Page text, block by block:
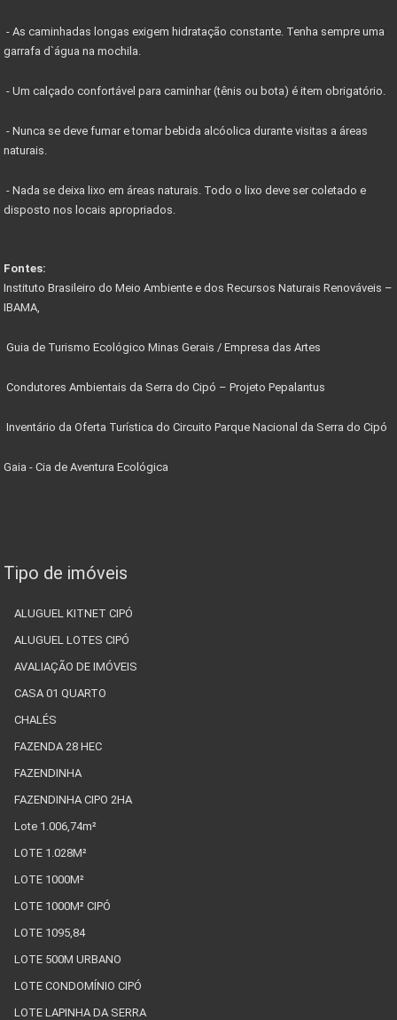
- As caminhadas longas exigem hidratação constante. Tenha sempre uma
garrafa d`água na mochila.
- Um calçado confortável para caminhar (tênis ou bota) é item obrigatório.
- Nunca se deve fumar e tomar bebida alcóolica durante visitas a áreas
naturais.
- Nada se deixa lixo em áreas naturais. Todo o lixo deve ser coletado e
disposto nos locais apropriados.
Fontes:
Instituto Brasileiro do Meio Ambiente e dos Recursos Naturais Renováveis –
IBAMA,
Guia de Turismo Ecológico Minas Gerais / Empresa das Artes
Condutores Ambientais da Serra do Cipó – Projeto Pepalantus
Inventário da Oferta Turística do Circuito Parque Nacional da Serra do Cipó
Gaia - Cia de Aventura Ecológica
Tipo de imóveis
ALUGUEL KITNET CIPÓ
ALUGUEL LOTES CIPÓ
AVALIAÇÃO DE IMÓVEIS
CASA 01 QUARTO
CHALÉS
FAZENDA 28 HEC
FAZENDINHA
FAZENDINHA CIPO 2HA
Lote 1.006,74m²
LOTE 1.028M²
LOTE 1000M²
LOTE 1000M² CIPÓ
LOTE 1095,84
LOTE 500M URBANO
LOTE CONDOMÍNIO CIPÓ
LOTE LAPINHA DA SERRA